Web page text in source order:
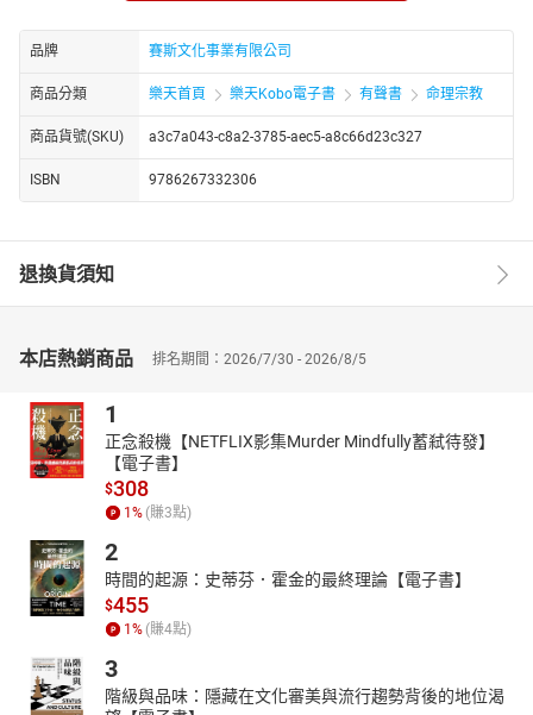
王怡仁醫師
為高雄榮民之家家庭醫學科醫師、新時代賽斯教育基金會一級心靈
輔導師、台灣身心靈全人健康醫學學會創始會員。鑽研新時代思想
數十年，十餘年來主持「健康之道」、「賽斯速成班」、「賽斯書
輕導讀」、「靜心的優雅節奏」、「天生富有」等講座，定期於教
師，於北中南各地演講，亦於身心靈工作坊及心靈輔導員種子培訓
班授課。
《武俠身心靈診療室》、《不藥而癒》、《靜心的優雅節奏》、
《賽斯速成100》、《賽斯書輕導讀》、《一起來玩工作坊》、《不
藥而癒2》、《不藥而癒3》、《翻轉信念40招》、《好命方程
式》、《什麼鬼》、《我是對的，你也沒錯》、《早期課輕導讀》
卷一、卷二、《魔法師養成手冊》、《舒服地想著》等書。
品牌 賽斯文化事業有限公司
商品分類 樂天首頁 樂天Kobo電子書 有聲書 命理宗教
商品貨號(SKU) a3c7a043-c8a2-3785-aec5-a8c66d23c327
ISBN 9786267332306
退換貨須知
本店熱銷商品 排名期間：2026/7/30 - 2026/8/5
1
正念殺機【NETFLIX影集Murder Mindfully蓄弒待發】
【電子書】
$308
1 % (賺3點)
2
時間的起源：史蒂芬．霍金的最終理論【電子書】
$455
1 % (賺4點)
3
階級與品味：隱藏在文化審美與流行趨勢背後的地位渴